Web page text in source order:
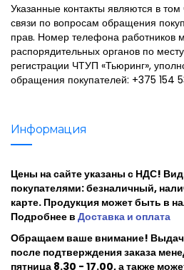
Указанные контакты являются в
связи по вопросам обращения
прав. Номер телефона работников
распорядительных органов по
регистрации ЧТУП «Тьюринг»,
обращения покупателей: +375 154
Информация
Цены на сайте указаны с НДС!
покупателями: безналичный,
карте. Продукция может быть в
Подробнее в Доставка и оплата
Обращаем ваше внимание!
после подтверждения заказа
пятница 8.30 - 17.00, а также